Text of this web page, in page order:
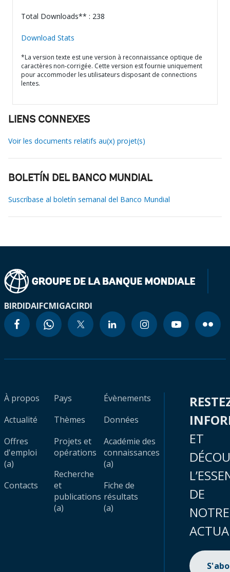
Total Downloads** : 238
Download Stats
*La version texte est une version à reconnaissance optique de
caractères non-corrigée. Cette version est fournie uniquement
pour accommoder les utilisateurs disposant de connections
lentes.
LIENS CONNEXES
Voir les documents relatifs au(x) projet(s)
BOLETÍN DEL BANCO MUNDIAL
Suscríbase al boletín semanal del Banco Mundial
BIRDIDAIFCMIGACIRDI
À propos
Actualité
Offres
d'emploi
(a)
Contacts
Pays
Thèmes
Projets et
opérations
Recherche
et
publications
(a)
Évènements
Données
Académie des
connaissances
(a)
Fiche de
résultats
(a)
ET
DE
NOTRE